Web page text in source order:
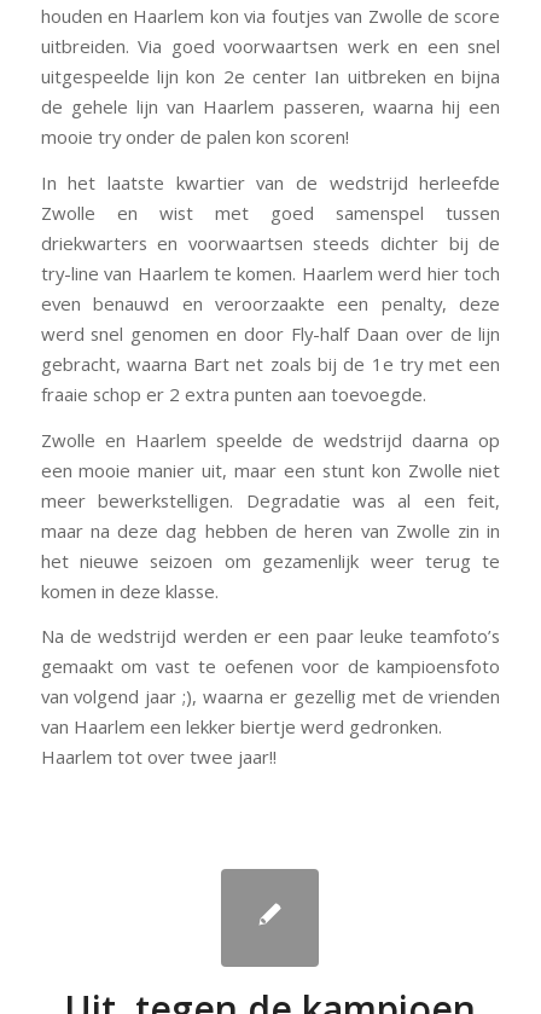
houden en Haarlem kon via foutjes van Zwolle de score
uitbreiden. Via goed voorwaartsen werk en een snel
uitgespeelde lijn kon 2e center Ian uitbreken en bijna
de gehele lijn van Haarlem passeren, waarna hij een
mooie try onder de palen kon scoren!
In het laatste kwartier van de wedstrijd herleefde
Zwolle en wist met goed samenspel tussen
driekwarters en voorwaartsen steeds dichter bij de
try-line van Haarlem te komen. Haarlem werd hier toch
even benauwd en veroorzaakte een penalty, deze
werd snel genomen en door Fly-half Daan over de lijn
gebracht, waarna Bart net zoals bij de 1e try met een
fraaie schop er 2 extra punten aan toevoegde.
Zwolle en Haarlem speelde de wedstrijd daarna op
een mooie manier uit, maar een stunt kon Zwolle niet
meer bewerkstelligen. Degradatie was al een feit,
maar na deze dag hebben de heren van Zwolle zin in
het nieuwe seizoen om gezamenlijk weer terug te
komen in deze klasse.
Na de wedstrijd werden er een paar leuke teamfoto’s
gemaakt om vast te oefenen voor de kampioensfoto
van volgend jaar ;), waarna er gezellig met de vrienden
van Haarlem een lekker biertje werd gedronken.
Haarlem tot over twee jaar!!